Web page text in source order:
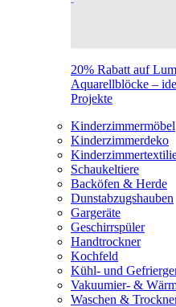
20% Rabatt auf
Aquarellblöcke –
Projekte
Kinderzimmermöbel
Kinderzimmerdeko
Schaukeltiere
Backöfen & Herde
Dunstabzugshauben
Gargeräte
Geschirrspüler
Handtrockner
Kochfeld
Kühl- und
Vakuumier- &
Waschen &